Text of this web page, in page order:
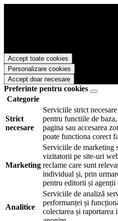
Papetarie.ro este necesar sa fiti de
cookie-uri.
Accept toate cookies
Personalizare cookies
Accept doar necesare
Preferinte pentru cookies
Categorie
Strict
necesare
Serviciile strict
pentru functiile de
pagina sau accesarea
poate functiona corect
Marketing
Serviciile de marketing
vizitatorii pe site-uri
reclame care sunt
individual și, prin
pentru editorii și agenții
Analitice
Serviciile de analiză
performanței și
colectarea și